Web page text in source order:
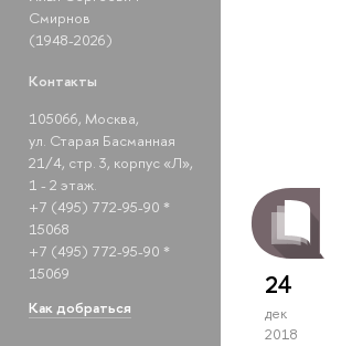
Смирнов
(1948-2026)
Контакты
105066, Москва,
ул. Старая Басманная
21/4, стр. 3, корпус «Л»,
1 - 2 этаж.
+7 (495) 772-95-90 *
15068
+7 (495) 772-95-90 *
15069
Как добраться
24
дек
2018